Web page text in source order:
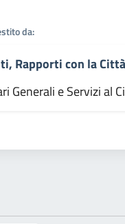
da:
Rapporti con la Città
Generali e Servizi al